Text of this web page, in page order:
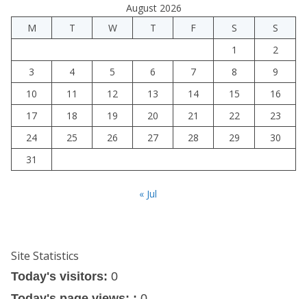
August 2026
M
T W T F S
S
1
2
3
4 5 6 7 8
9
10
11 12 13 14 15
16
17
18 19 20 21 22
23
24
25 26 27 28 29
30
31
« Jul
Site Statistics
Today's visitors: 0